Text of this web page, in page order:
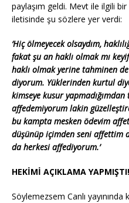
paylaşım geldi. Mevt ile ilgili
iletisinde şu sözlere yer verdi:
‘Hiç ölmeyecek olsaydım,
fakat şu an haklı olmak mı
haklı olmak yerine tahminen
diyorum. Yüklerinden kurtul
kimseye kusur
affedemiyorum lakin
bu kampta mesken ödevim
düşünüp içimden seni affettim
da herkesi affediyorum.’
HEKİMİ AÇIKLAMA YAPMIŞTI!
Söylemezsem Canlı